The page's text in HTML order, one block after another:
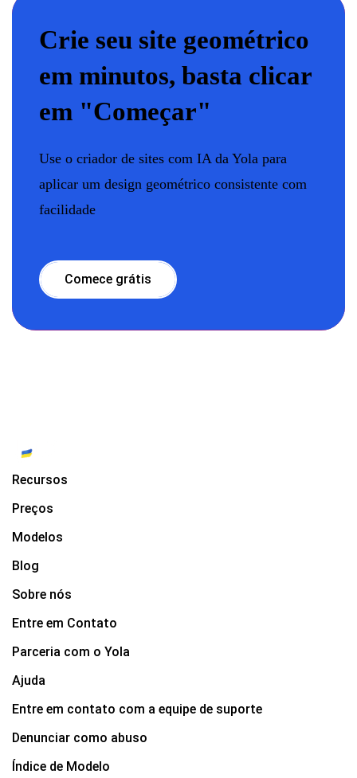
Crie seu site geométrico
em minutos, basta clicar
em "Começar"
Use o criador de sites com IA da Yola para
aplicar um design geométrico consistente com
facilidade
Comece grátis
Recursos
Preços
Modelos
Blog
Sobre nós
Entre em Contato
Parceria com o Yola
Ajuda
Entre em contato com a equipe de suporte
Denunciar como abuso
Índice de Modelo